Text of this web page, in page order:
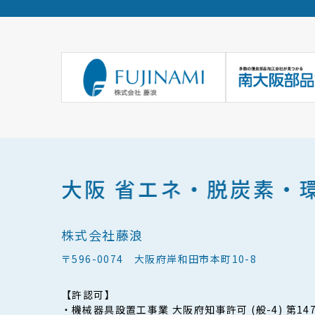
株式会社藤浪
〒596-0074 大阪府岸和田市本町10-8
【許認可】
機械器具設置工事業 大阪府知事許可 (般-4) 第